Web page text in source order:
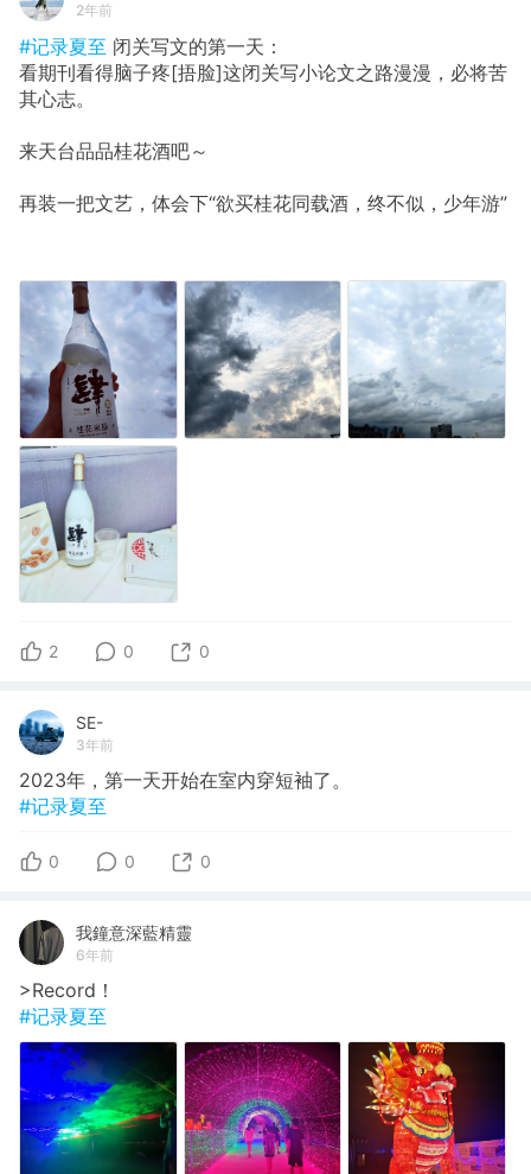
2年前
#记录夏至 闭关写文的第一天：
看期刊看得脑子疼[捂脸]这闭关写小论文之路漫漫，必将苦
其心志。
来天台品品桂花酒吧～
再装一把文艺，体会下“欲买桂花同载酒，终不似，少年游”
2 0 0
SE-
3年前
2023年，第一天开始在室内穿短袖了。
#记录夏至
0 0 0
我鐘意深藍精靈
6年前
>Record！
#记录夏至